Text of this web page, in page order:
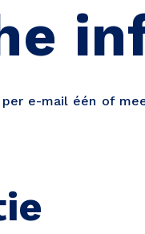
e-mail één of